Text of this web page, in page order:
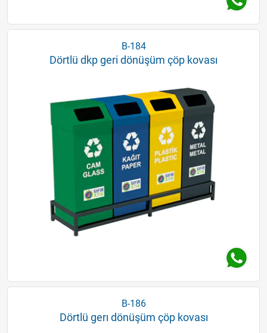
B-184
Dörtlü dkp geri dönüşüm çöp kovası
B-186
Dörtlü gerı dönüşüm çöp kovası